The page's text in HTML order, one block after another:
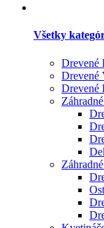
Všetky
Drevené
Drevené
Drevené